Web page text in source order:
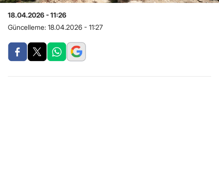
18.04.2026 - 11:26
Güncelleme: 18.04.2026 - 11:27